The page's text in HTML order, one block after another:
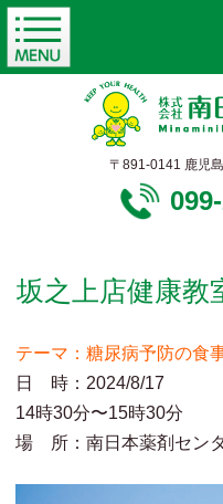
〒891-0141 鹿児
坂之上店健康教
テーマ：糖尿病予防の食
日 時：2024/8/17
14時30分〜15時30分
場 所：南日本薬剤セン